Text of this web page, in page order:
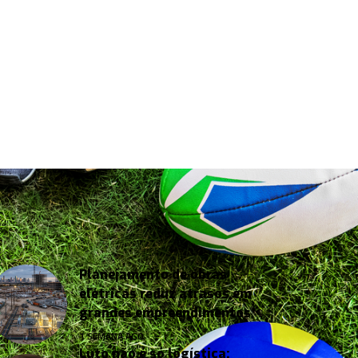
Planejamento de obras
elétricas reduz atrasos em
grandes empreendimentos
1 SEMANA AGO
Luto não é só logística: